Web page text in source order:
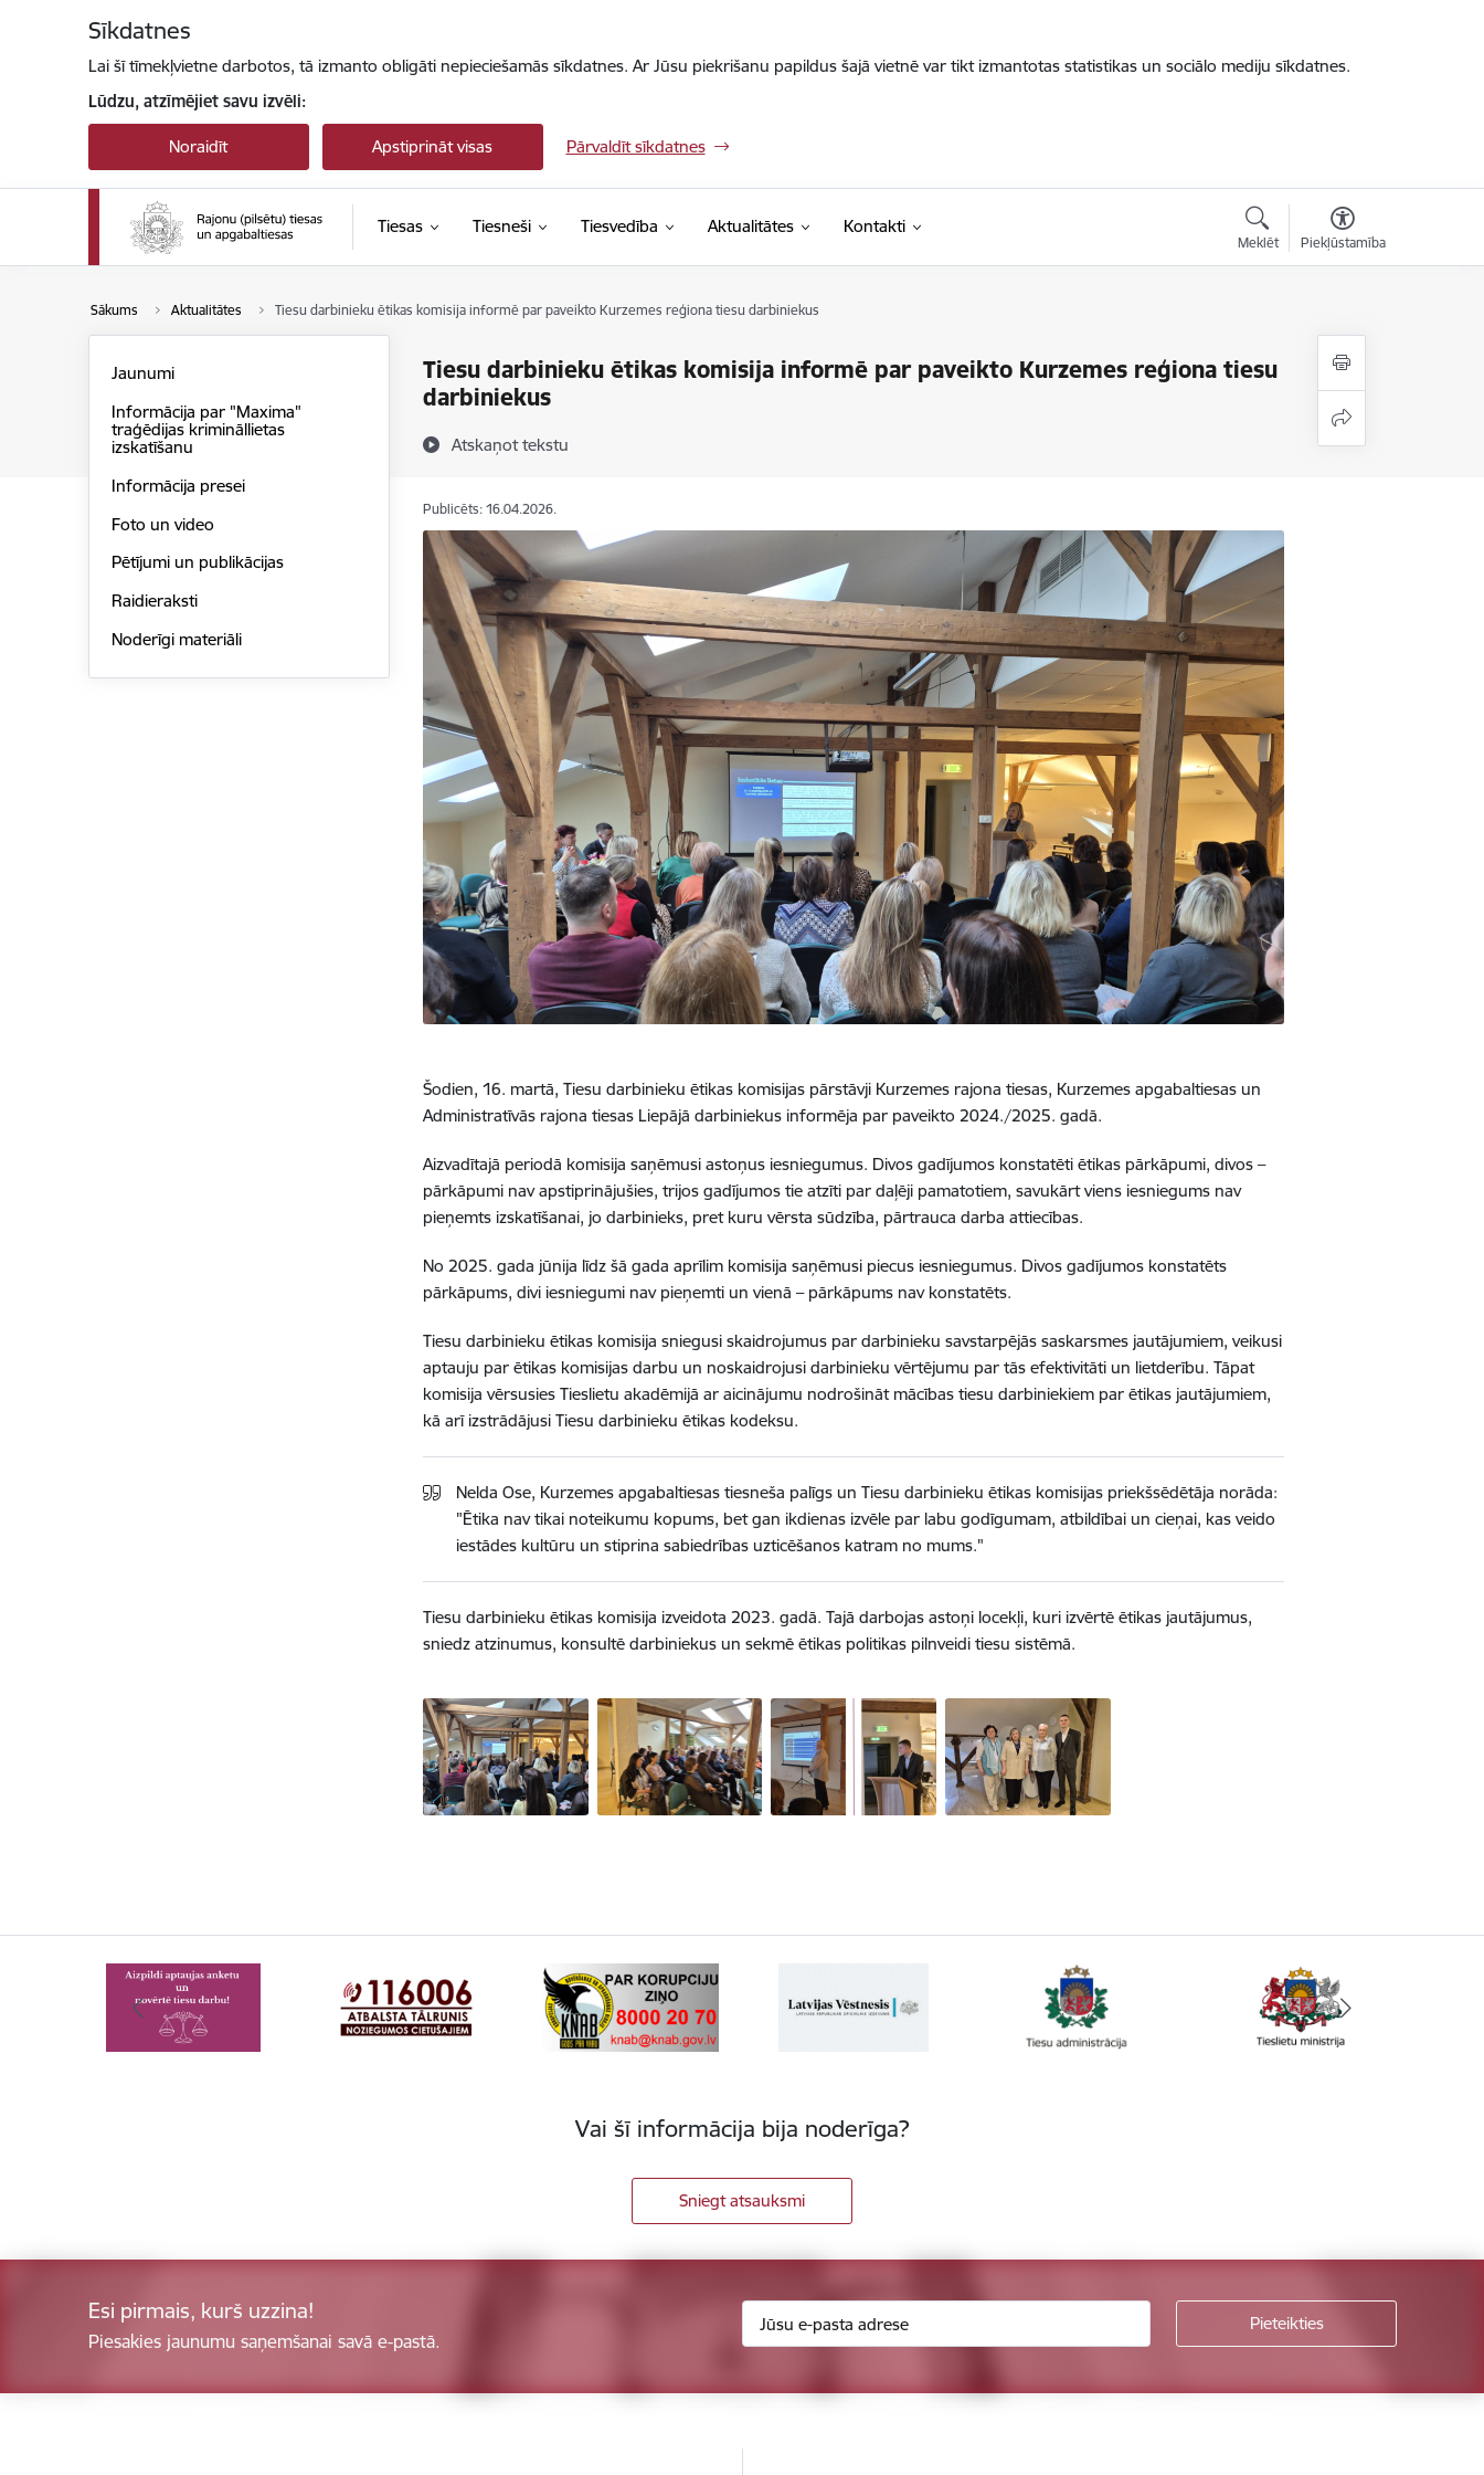
Sīkdatnes
Lai šī tīmekļvietne darbotos, tā izmanto obligāti nepieciešamās sīkdatnes. Ar Jūsu piekrišanu papildus šajā vietnē var tikt izmantotas statistikas un sociālo mediju sīkdatnes.
Lūdzu, atzīmējiet savu izvēli:
Noraidīt Apstiprināt visas Pārvaldīt sīkdatnes
Tiesas Tiesneši Tiesvedība Aktualitātes Kontakti
Meklēt Piekļūstamība
Sākums Aktualitātes Tiesu darbinieku ētikas komisija informē par paveikto Kurzemes reģiona tiesu darbiniekus
Tiesu darbinieku ētikas komisija informē par paveikto Kurzemes reģiona tiesu
darbiniekus
Atskaņot tekstu
Jaunumi
Informācija par "Maxima"
traģēdijas krimināllietas
izskatīšanu
Informācija presei
Foto un video
Pētījumi un publikācijas
Raidieraksti
Noderīgi materiāli
Publicēts: 16.04.2026.
Šodien, 16. martā, Tiesu darbinieku ētikas komisijas pārstāvji Kurzemes rajona tiesas, Kurzemes apgabaltiesas un
Administratīvās rajona tiesas Liepājā darbiniekus informēja par paveikto 2024./2025. gadā.
Aizvadītajā periodā komisija saņēmusi astoņus iesniegumus. Divos gadījumos konstatēti ētikas pārkāpumi, divos –
pārkāpumi nav apstiprinājušies, trijos gadījumos tie atzīti par daļēji pamatotiem, savukārt viens iesniegums nav
pieņemts izskatīšanai, jo darbinieks, pret kuru vērsta sūdzība, pārtrauca darba attiecības.
No 2025. gada jūnija līdz šā gada aprīlim komisija saņēmusi piecus iesniegumus. Divos gadījumos konstatēts
pārkāpums, divi iesniegumi nav pieņemti un vienā – pārkāpums nav konstatēts.
Tiesu darbinieku ētikas komisija sniegusi skaidrojumus par darbinieku savstarpējās saskarsmes jautājumiem, veikusi
aptauju par ētikas komisijas darbu un noskaidrojusi darbinieku vērtējumu par tās efektivitāti un lietderību. Tāpat
komisija vērsusies Tieslietu akadēmijā ar aicinājumu nodrošināt mācības tiesu darbiniekiem par ētikas jautājumiem,
kā arī izstrādājusi Tiesu darbinieku ētikas kodeksu.
Nelda Ose, Kurzemes apgabaltiesas tiesneša palīgs un Tiesu darbinieku ētikas komisijas priekšsēdētāja norāda:
"Ētika nav tikai noteikumu kopums, bet gan ikdienas izvēle par labu godīgumam, atbildībai un cieņai, kas veido
iestādes kultūru un stiprina sabiedrības uzticēšanos katram no mums."
Tiesu darbinieku ētikas komisija izveidota 2023. gadā. Tajā darbojas astoņi locekļi, kuri izvērtē ētikas jautājumus,
sniedz atzinumus, konsultē darbiniekus un sekmē ētikas politikas pilnveidi tiesu sistēmā.
Vai šī informācija bija noderīga?
Sniegt atsauksmi
Esi pirmais, kurš uzzina!
Piesakies jaunumu saņemšanai savā e-pastā.